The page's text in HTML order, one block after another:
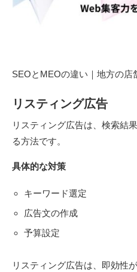
SEOとMEOの違い｜地方の店
リスティング広告
リスティング広告は、検索結
る方法です。
具体的な対策
キーワード選定
広告文の作成
予算設定
リスティング広告は、即効性